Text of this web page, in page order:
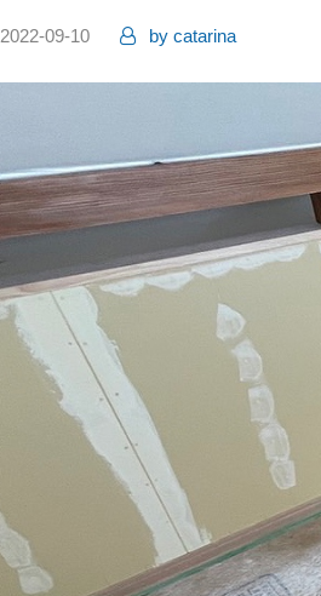
2022-09-10 by catarina